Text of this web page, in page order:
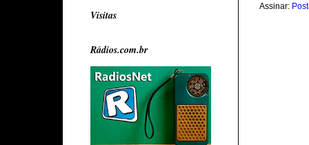
Assinar:
Visitas
Rádios.com.br